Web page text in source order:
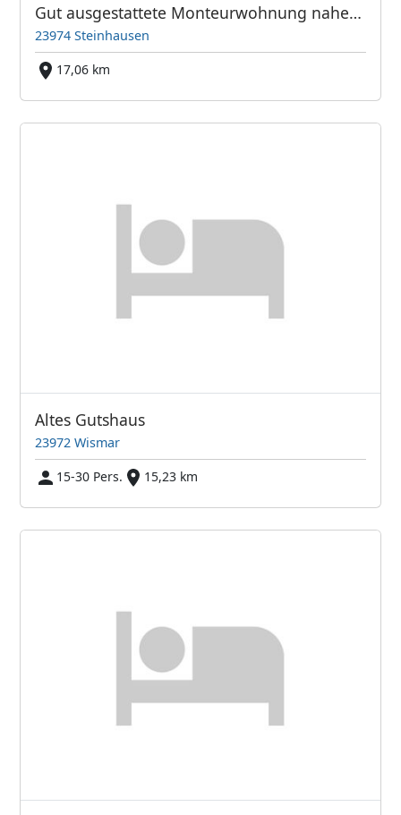
Gut ausgestattete Monteurwohnung nahe der Hansestadt Wismar
23974 Steinhausen
17,06 km
Altes Gutshaus
23972 Wismar
15-30 Pers.
15,23 km